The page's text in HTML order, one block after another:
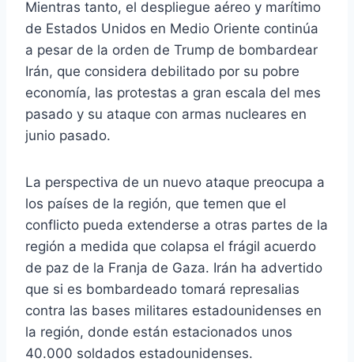
Mientras tanto, el despliegue aéreo y marítimo
de Estados Unidos en Medio Oriente continúa
a pesar de la orden de Trump de bombardear
Irán, que considera debilitado por su pobre
economía, las protestas a gran escala del mes
pasado y su ataque con armas nucleares en
junio pasado.
La perspectiva de un nuevo ataque preocupa a
los países de la región, que temen que el
conflicto pueda extenderse a otras partes de la
región a medida que colapsa el frágil acuerdo
de paz de la Franja de Gaza. Irán ha advertido
que si es bombardeado tomará represalias
contra las bases militares estadounidenses en
la región, donde están estacionados unos
40.000 soldados estadounidenses.